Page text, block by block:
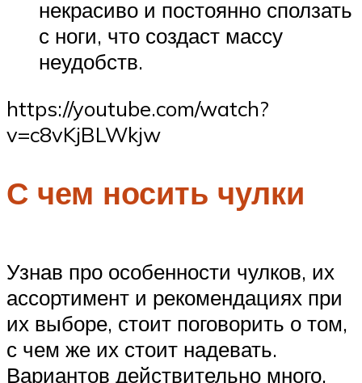
некрасиво и постоянно сползать
с ноги, что создаст массу
неудобств.
https://youtube.com/watch?
v=c8vKjBLWkjw
С чем носить чулки
Узнав про особенности чулков, их
ассортимент и рекомендациях при
их выборе, стоит поговорить о том,
с чем же их стоит надевать.
Вариантов действительно много,